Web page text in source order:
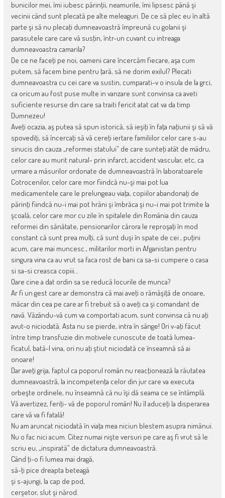
bunicilor mei, îmi iubesc părinţii, neamurile, îmi lipsesc până şi
vecinii când sunt plecată pe alte meleaguri. De ce să plec eu în altă
parte şi să nu plecaţi dumneavoastră împreună cu golanii şi
parasutele care care vă susţin, într-un cuvant cu intreaga
dumneavoastra camarila?
De ce ne faceţi pe noi, oameni care încercăm fiecare, aşa cum
putem, să facem bine pentru ţară, să ne dorim exilul? Plecati
dumneavoastra cu cei care va sustin, cumparati-v o insula de la grci,
ca oricum au fost puse multe in vanzare sunt convinsa ca aveti
suficiente resurse din care sa traiti fericit atat cat va da timp
Dumnezeu!
Aveţi ocazia, aş putea să spun istorică, să ieşiţi în faţa naţiunii şi să vă
spovediţi, să încercaţi să vă cereţi iertare familiilor celor care s-au
sinucis din cauza „reformei statului” de care sunteţi atât de mâdru,
celor care au murit natural- prin infarct, accident vascular, etc, ca
urmare a măsurilor ordonate de dumneavoastră în laboratoarele
Cotrocenilor, celor care mor fiindcă nu-şi mai pot lua
medicamentele care le prelungeau viaţa, copiilor abandonaţi de
părinţi fiindcă nu-i mai pot hrăni şi îmbrăca şi nu-i mai pot trimite la
şcoală, celor care mor cu zile în spitalele din România din cauza
reformei din sănătate, pensionarilor cărora le reproşaţi în mod
constant că sunt prea mulţi, că sunt duşi în spate de cei , puţini
acum, care mai muncesc., militarilor morti in Afganistan pentru
singura vina ca au vrut sa faca rost de bani ca sa-si cumpere o casa
si sa-si creasca copiii…
Oare cine a dat ordin sa se reducă locurile de munca?
Ar fi un gest care ar demonstra că mai aveţi o rămăşiţă de onoare,
măcar din cea pe care ar fi trebuit să o aveţi ca şi comandant de
navă. Văzându-vă cum va comportati acum, sunt convinsa că nu aţi
avut-o niciodată. Asta nu se pierde, intra în sânge! Ori v-aţi făcut
între timp transfuzie din motivele cunoscute de toată lumea-
ficatul, bată-l vina, ori nu aţi ştiut niciodată ce înseamnă să ai
onoare!
Dar aveţi grija, faptul ca poporul român nu reacţionează la răutatea
dumneavoastră, la incompetenţa celor din jur care va executa
orbeşte ordinele, nu înseamnă că nu îşi dă seama ce se întâmplă.
Vă avertizez, feriţi- vă de poporul român! Nu îl aduceţi la disperarea
care vă va fi fatală!
Nu am aruncat niciodată în viaţa mea niciun blestem asupra nimănui.
Nu o fac nici acum. Citez numai nişte versuri pe care aş fi vrut să le
scriu eu, „inspirată” de dictatura dumneavoastră.
Când ţi-o fi lumea mai dragă,
să-ţi pice dreapta beteagă
şi s-ajungi, la cap de pod,
cerşetor, slut şi nărod.